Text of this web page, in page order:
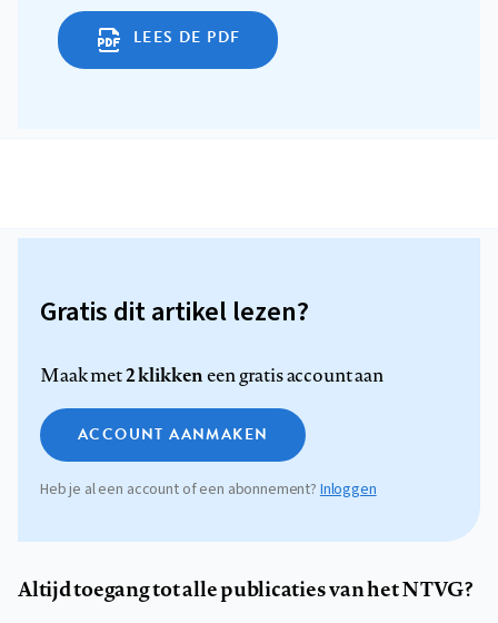
LEES DE PDF
Gratis dit artikel lezen?
Maak met2 klikkeneen gratis account aan
ACCOUNT AANMAKEN
Heb je al een account of een abonnement? Inloggen
Altijd toegang tot alle publicaties van het NTVG?